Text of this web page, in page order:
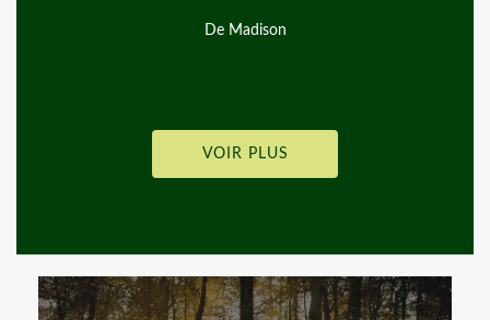
De andgy lemiere
VOIR PLUS